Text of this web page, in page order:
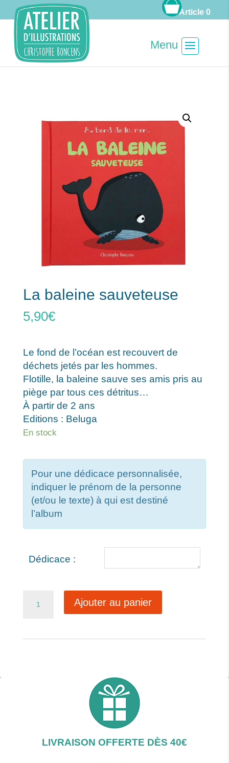
Article 0
La baleine sauveteuse
5,90€
Le fond de l’océan est recouvert de
déchets jetés par les hommes.
Flotille, la baleine sauve ses amis pris au
piège par tous ces détritus…
À partir de 2 ans
Editions : Beluga
En stock
Pour une dédicace personnalisée,
indiquer le prénom de la personne
(et/ou le texte) à qui est destiné
l’album
Dédicace :
baleine
Ajouter au panier
LIVRAISON OFFERTE DÈS 40€